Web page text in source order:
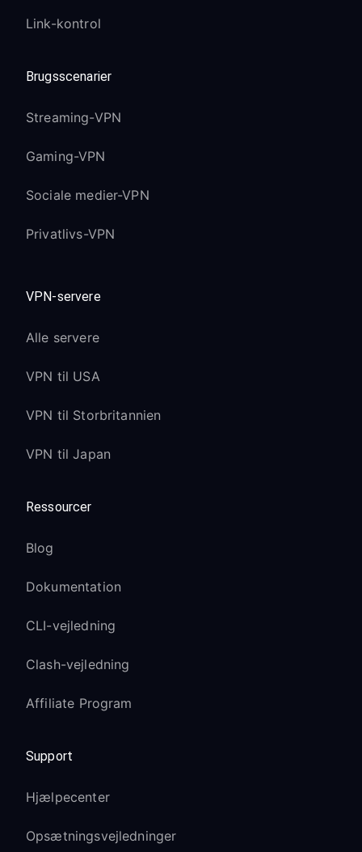
Link-kontrol
Brugsscenarier
Streaming-VPN
Gaming-VPN
Sociale medier-VPN
Privatlivs-VPN
VPN-servere
Alle servere
VPN til USA
VPN til Storbritannien
VPN til Japan
Ressourcer
Blog
Dokumentation
CLI-vejledning
Clash-vejledning
Affiliate Program
Support
Hjælpecenter
Opsætningsvejledninger